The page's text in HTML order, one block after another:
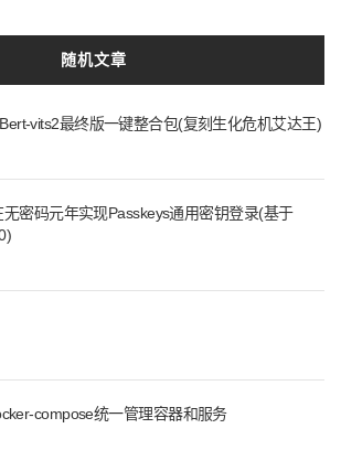
随机文章
vits2最终版一键整合包(复刻生化危机艾达王)
密码元年实现Passkeys通用密钥登录(基于
compose统一管理容器和服务